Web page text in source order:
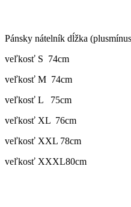
Pánsky nátelník dĺžka
veľkosť S 74cm
veľkosť M 74cm
veľkosť L 75cm
veľkosť XL 76cm
veľkosť XXL 78cm
veľkosť XXXL80cm